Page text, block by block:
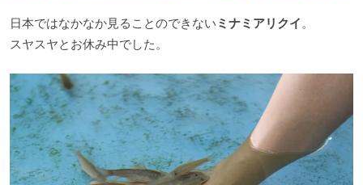
日本ではなかなか見ることのできない ミナミアリクイ。
スヤスヤとお休み中でした。